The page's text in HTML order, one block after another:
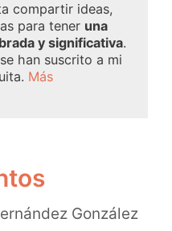
compartir ideas,
para tener una
y significativa.
han suscrito a mi
Más
González